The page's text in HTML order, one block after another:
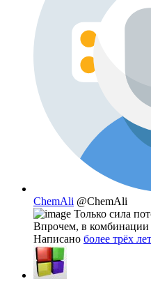
ChemAli @ChemAli
Только сила
Впрочем, в комбинации
Написано более трёх